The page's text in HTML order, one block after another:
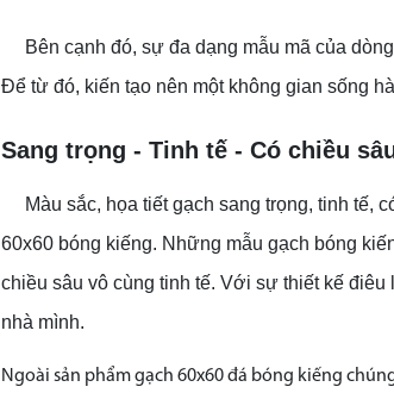
Bên cạnh đó, sự đa dạng mẫu mã của
Để từ đó, kiến tạo nên một không gian sống
Sang trọng - Tinh tế - Có chiều
Màu sắc, họa tiết gạch sang trọng, tinh tế,
60x60 bóng kiếng. Những mẫu gạch bóng
chiều sâu vô cùng tinh tế. Với sự thiết kế điêu
nhà mình.
Ngoài sản phẩm gạch 60x60 đá bóng kiếng